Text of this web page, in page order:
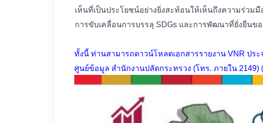
เห็นที่เป็นประโยชน์อย่างยิ่งสะท้อนให้เห็นถึงความร่วม
การขับเคลื่อนการบรรลุ SDGs และการพัฒนาที่ยั่งยืนขอ
ทั้งนี้ ท่านสามารถดาวน์โหลดเอกสารรายงาน VNR ป
ศูนย์ข้อมูล สำนักงานปลัดกระทรวง (โทร. ภายใน 2149)